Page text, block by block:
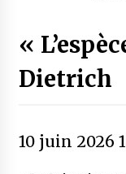
«
Dietrich
10 juin 2026